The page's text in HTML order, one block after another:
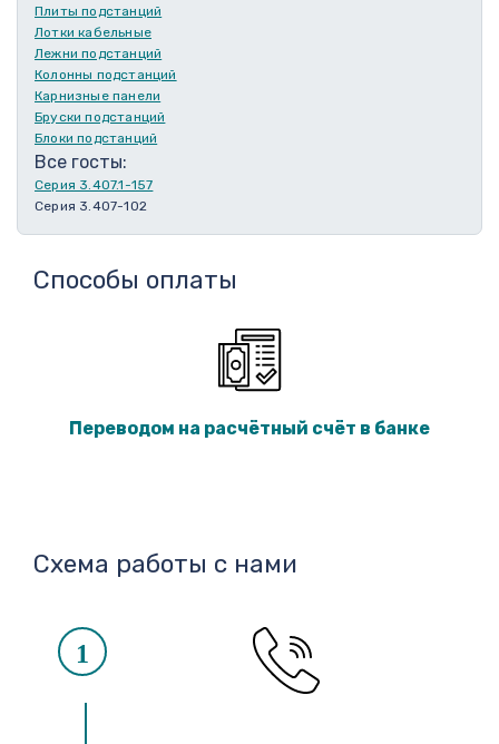
Плиты подстанций
Лотки кабельные
Лежни подстанций
Колонны подстанций
Карнизные панели
Бруски подстанций
Блоки подстанций
Все госты:
Серия 3.407.1-157
Серия 3.407-102
Способы оплаты
Переводом на расчётный счёт в банке
Схема работы с нами
1